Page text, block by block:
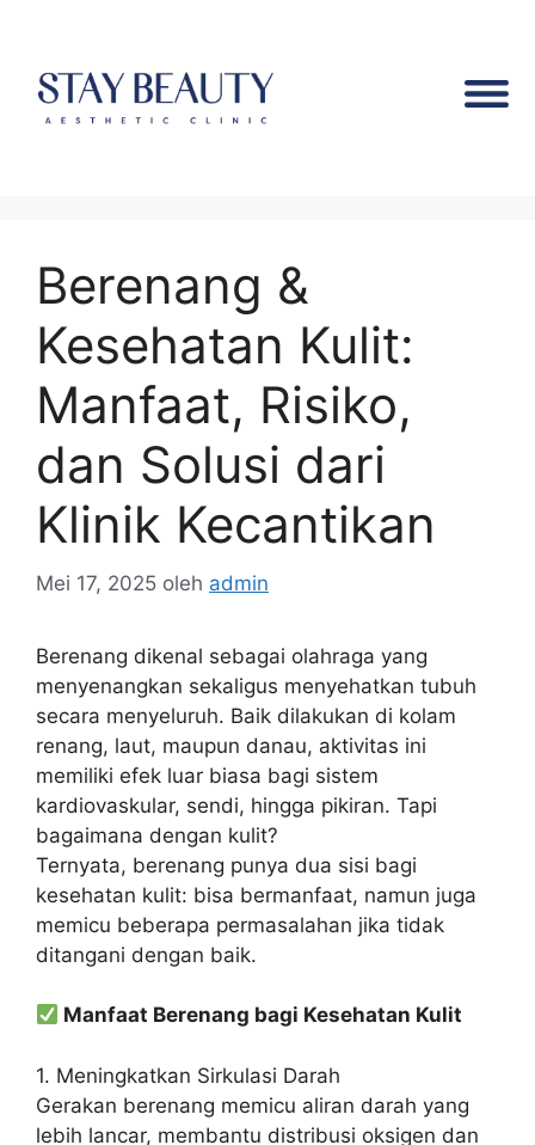
Berenang &
Kesehatan Kulit:
Manfaat, Risiko,
dan Solusi dari
Klinik Kecantikan
Mei 17, 2025 oleh admin
Berenang dikenal sebagai olahraga yang
menyenangkan sekaligus menyehatkan tubuh
secara menyeluruh. Baik dilakukan di kolam
renang, laut, maupun danau, aktivitas ini
memiliki efek luar biasa bagi sistem
kardiovaskular, sendi, hingga pikiran. Tapi
bagaimana dengan kulit?
Ternyata, berenang punya dua sisi bagi
kesehatan kulit: bisa bermanfaat, namun juga
memicu beberapa permasalahan jika tidak
ditangani dengan baik.
Manfaat Berenang bagi Kesehatan Kulit
1. Meningkatkan Sirkulasi Darah
Gerakan berenang memicu aliran darah yang
lebih lancar, membantu distribusi oksigen dan